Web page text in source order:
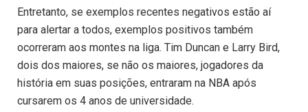
Entretanto, se exemplos recentes negativos estão aí
para alertar a todos, exemplos positivos também
ocorreram aos montes na liga. Tim Duncan e Larry Bird,
dois dos maiores, se não os maiores, jogadores da
história em suas posições, entraram na NBA após
cursarem os 4 anos de universidade.